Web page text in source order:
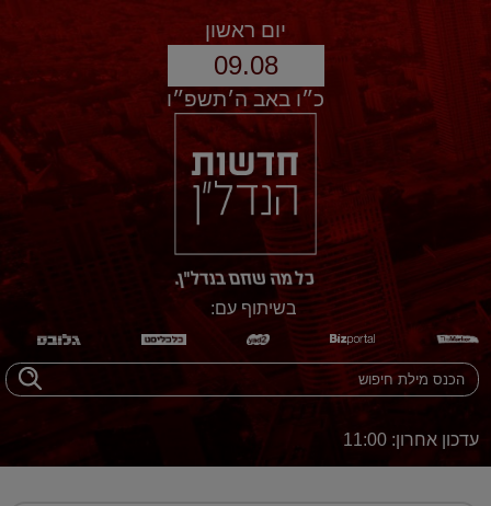
יום ראשון
09.08
כ״ו באב ה׳תשפ״ו
בשיתוף עם:
עדכון אחרון: 11:00